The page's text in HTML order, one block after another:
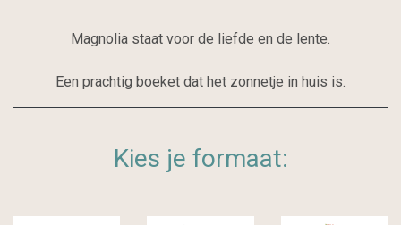
Magnolia staat voor de liefde en de lente.
Een prachtig boeket dat het zonnetje in huis is.
Kies je formaat: